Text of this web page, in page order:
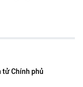
tử Chính phủ